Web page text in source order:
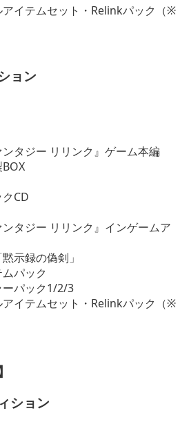
アイテムセット・Relinkパック（※
ョン
ンタジー リリンク』ゲーム本編
CD
ンタジー リリンク』インゲームア
示録の偽剣」
パック
パック1/2/3
アイテムセット・Relinkパック（※
ション